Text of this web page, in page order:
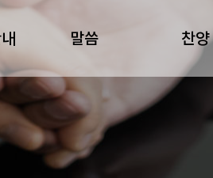
말씀 찬양